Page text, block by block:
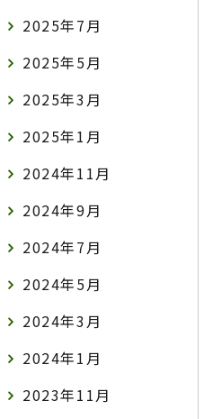
2025年7月
2025年5月
2025年3月
2025年1月
2024年11月
2024年9月
2024年7月
2024年5月
2024年3月
2024年1月
2023年11月